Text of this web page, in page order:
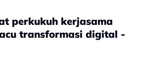
perkukuh kerjasama
transformasi digital -